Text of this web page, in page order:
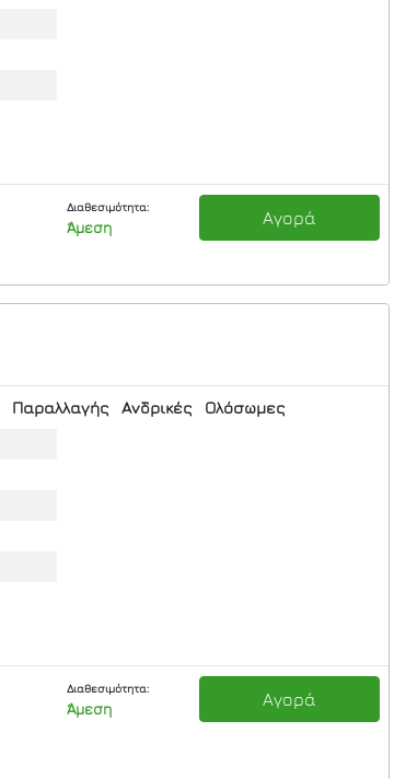
Διαθεσιμότητα:
Άμεση Αγορά
Παραλλαγής Ανδρικές Ολόσωμες
Διαθεσιμότητα:
Άμεση Αγορά